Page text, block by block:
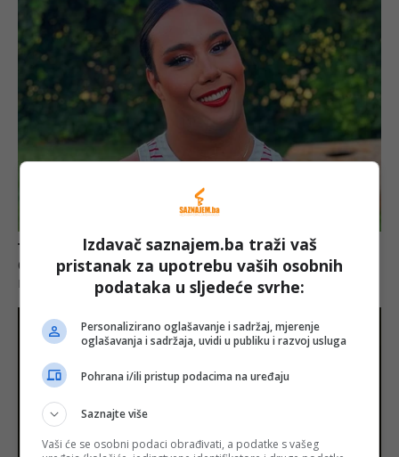
Izdavač saznajem.ba traži vaš
pristanak za upotrebu vaših osobnih
podataka u sljedeće svrhe:
Personalizirano oglašavanje i sadržaj, mjerenje
oglašavanja i sadržaja, uvidi u publiku i razvoj usluga
Pohrana i/ili pristup podacima na uređaju
Saznajte više
Vaši će se osobni podaci obrađivati, a podatke s vašeg